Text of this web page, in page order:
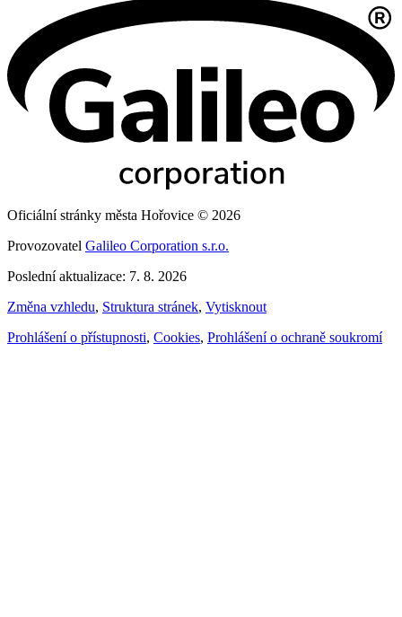
Oficiální stránky města Hořovice © 2026
Provozovatel Galileo Corporation s.r.o.
Poslední aktualizace: 7. 8. 2026
Změna vzhledu, Struktura stránek, Vytisknout
Prohlášení o přístupnosti, Cookies, Prohlášení o ochraně soukromí